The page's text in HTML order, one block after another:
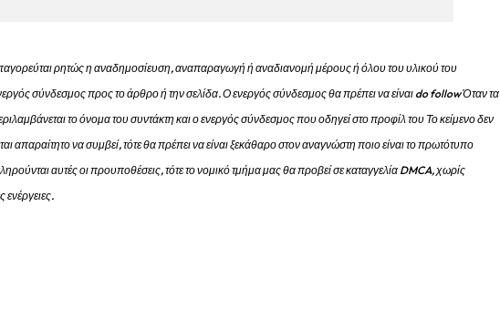
ρητώς η αναδημοσίευση, αναπαραγωγή ή αναδιανομή μέρους ή όλου του υλικού του
σύνδεσμος προς το άρθρο ή την σελίδα.Ο ενεργός σύνδεσμος θα πρέπει να είναι do follow Όταν τα
το όνομα του συντάκτη και ο ενεργός σύνδεσμος που οδηγεί στο προφίλ του Το κείμενο δεν
απαραίτητο να συμβεί, τότε θα πρέπει να είναι ξεκάθαρο στον αναγνώστη ποιο είναι το πρωτότυπο
αυτές οι προυποθέσεις, τότε το νομικό τμήμα μας θα προβεί σε καταγγελία DMCA, χωρίς
ενέργειες.